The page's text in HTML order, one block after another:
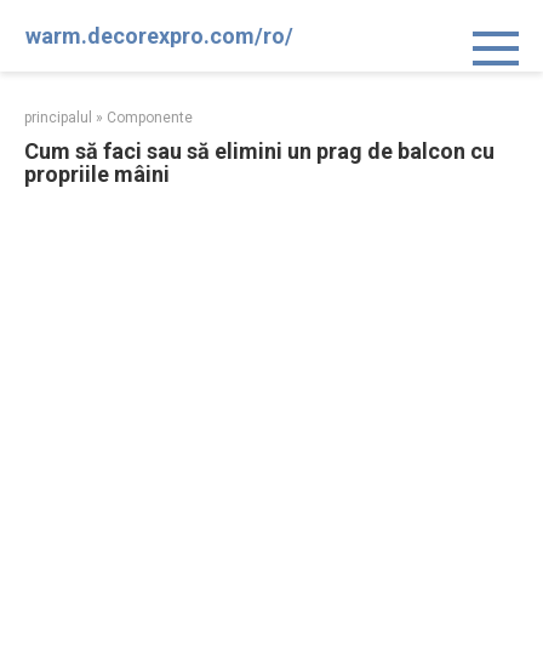
warm.decorexpro.com/ro/
principalul » Componente
Cum să faci sau să elimini un prag de balcon cu
propriile mâini